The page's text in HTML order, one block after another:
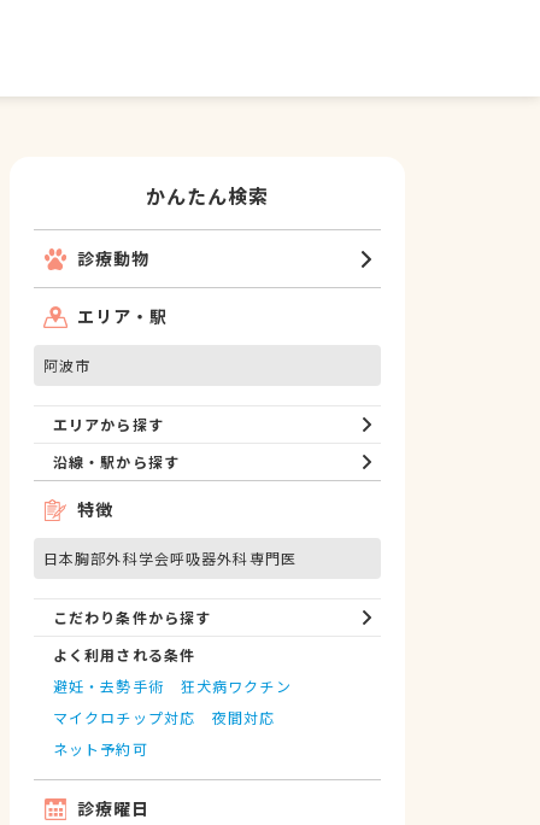
かんたん検索
診療動物
エリア・駅
阿波市
エリアから探す
沿線・駅から探す
特徴
日本胸部外科学会呼吸器外科専門医
こだわり条件から探す
よく利用される条件
避妊・去勢手術
狂犬病ワクチン
マイクロチップ対応
夜間対応
ネット予約可
診療曜日